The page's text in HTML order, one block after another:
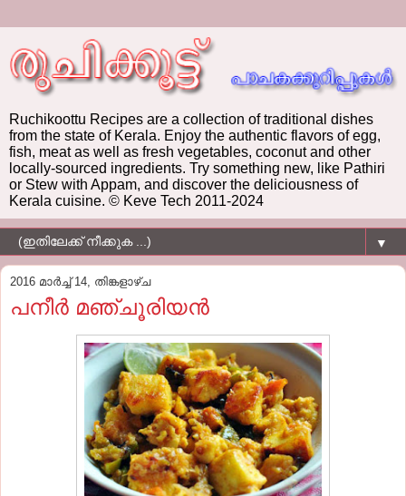
Ruchikoottu Recipes are a collection of traditional dishes
from the state of Kerala. Enjoy the authentic flavors of egg,
fish, meat as well as fresh vegetables, coconut and other
locally-sourced ingredients. Try something new, like Pathiri
or Stew with Appam, and discover the deliciousness of
Kerala cuisine. © Keve Tech 2011-2024
▼
2016 മാർച്ച് 14, തിങ്കളാഴ്‌ച
പനീർ മഞ്ചൂരിയൻ